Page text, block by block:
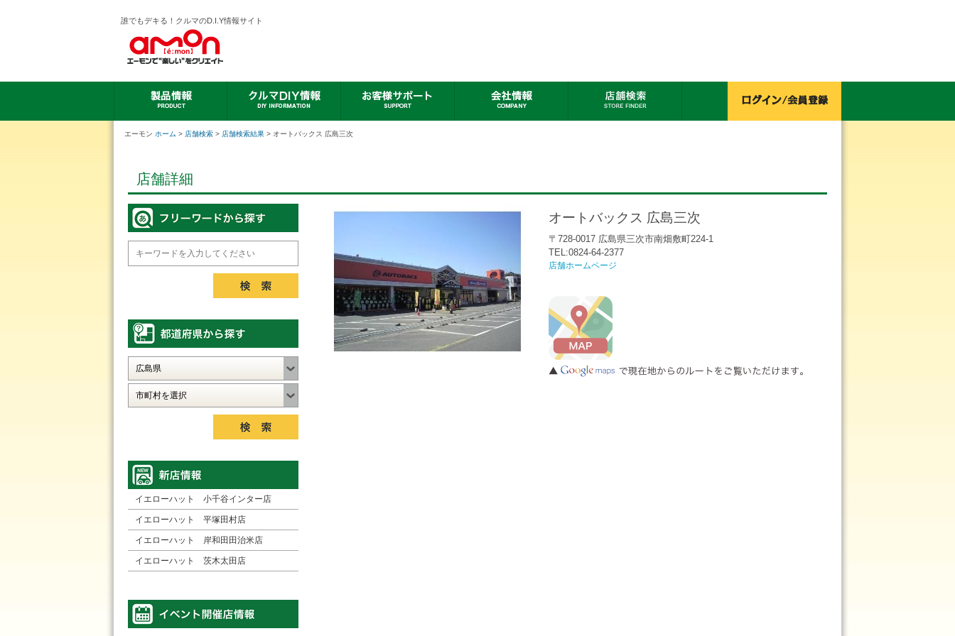
誰でもデキる！クルマのD.I.Y情報サイト
エーモン ホーム > 店舗検索 > 店舗検索結果 > オートバックス 広島三次
店舗詳細
イエローハット 小千谷インター店
イエローハット 平塚田村店
イエローハット 岸和田田治米店
イエローハット 茨木太田店
オートバックス 広島三次
〒728-0017 広島県三次市南畑敷町224-1
TEL:0824-64-2377
店舗ホームページ